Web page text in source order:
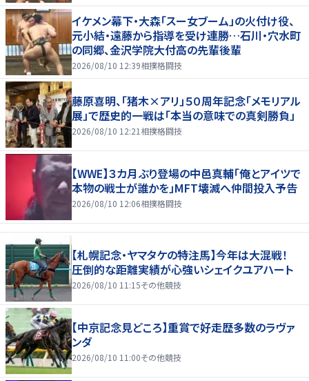
イケメン幕下・大森「スー女ブーム」の火付け役、
元小結・遠藤から指導を受け連勝…石川・穴水町
の同郷、金沢学院大付高の先輩後輩
2026/08/10 12:39相撲格闘技
藤原喜明、「猪木×アリ」５０周年記念「メモリアル
展」で歴史的一戦は「本当の意味での真剣勝負」
2026/08/10 12:21 相撲格闘技
【WWE】３カ月ぶり登場の中邑真輔「俺とアイツで
本物の戦士が誰かを」MFT壊滅へ仲間投入予告
2026/08/10 12:06相撲格闘技
【札幌記念・ヤマタケの特注馬】今年は大混戦！
圧倒的な距離実績が心強いシェイクユアハート
2026/08/10 11:15その他競技
【中京記念見どころ】重賞で好走歴多数のラヴァ
ンダ
2026/08/10 11:00その他競技